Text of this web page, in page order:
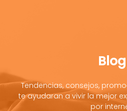
Blog
Tendencias, consejos,
te ayudaran a vivir la mejor
por